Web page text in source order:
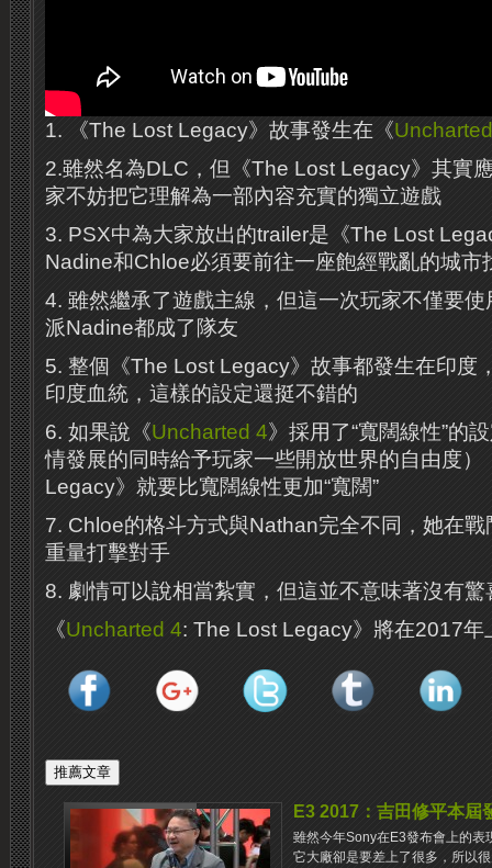
1. 《The Lost Legacy》故事發生在《
2.雖然名為DLC，但《The Lost Legacy》其實
家不妨把它理解為一部內容充實的獨立遊戲
3. PSX中為大家放出的trailer是《The Lost
Nadine和Chloe必須要前往一座飽經戰亂的城市
4. 雖然繼承了遊戲主線，但這一次玩家不僅要
派Nadine都成了隊友
5. 整個《The Lost Legacy》故事都發生在印度
印度血統，這樣的設定還挺不錯的
6. 如果說《Uncharted 4》採用了“寬闊線性”的
情發展的同時給予玩家一些開放世界的自由度
Legacy》就要比寬闊線性更加“寬闊”
7. Chloe的格斗方式與Nathan完全不同，她在
重量打擊對手
8. 劇情可以說相當紮實，但這並不意味著沒有驚
《Uncharted 4: The Lost Legacy》將在2017年
E3 2017：吉田修平本
雖然今年Sony在E3發布會上的表
它大廠卻是要差上了很多，所以